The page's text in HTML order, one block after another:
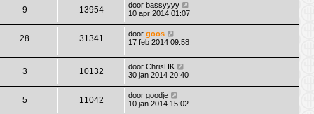
9 13954 door bassyyyy
10 apr 2014 01:07
28 31341 door goos
17 feb 2014 09:58
3 10132 door ChrisHK
30 jan 2014 20:40
5 11042 door goodje
10 jan 2014 15:02